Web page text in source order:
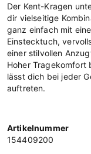
Der Kent-Kragen
dir vielseitige
ganz einfach mit
Einstecktuch,
einer stilvollen
Hoher Tragekomfort
lässt dich bei jeder
auftreten.
Artikelnummer
154409200